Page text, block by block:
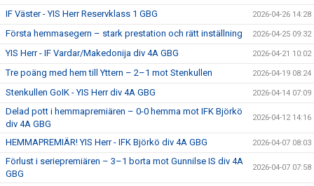
IF Väster - YIS Herr Reservklass 1 GBG 2026-04-26 14:28
Första hemmasegern – stark prestation och rätt inställning 2026-04-25 09:32
YIS Herr - IF Vardar/Makedonija div 4A GBG 2026-04-21 10:02
Tre poäng med hem till Yttern – 2–1 mot Stenkullen 2026-04-19 08:24
Stenkullen GoIK - YIS Herr div 4A GBG 2026-04-14 07:09
Delad pott i hemmapremiären – 0-0 hemma mot IFK Björkö
div 4A GBG
2026-04-12 14:16
HEMMAPREMIÄR! YIS Herr - IFK Björkö div 4A GBG 2026-04-07 08:03
Förlust i seriepremiären – 3–1 borta mot Gunnilse IS div 4A
GBG
2026-04-07 07:58